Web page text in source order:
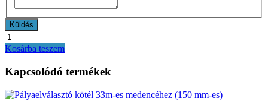
Kosárba teszem
Kapcsolódó termékek